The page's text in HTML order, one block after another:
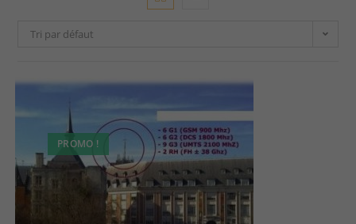
Tri par défaut
PROMO !